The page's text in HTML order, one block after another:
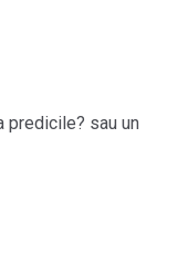
predicile? sau un